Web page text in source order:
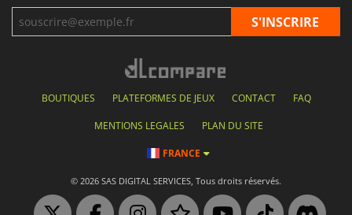
BOUTIQUES PLATEFORMES DE JEUX CONTACT FAQ
MENTIONS LEGALES PLAN DU SITE
FRANCE
© 2026 SAS DIGITAL SERVICES, Tous droits réservés.